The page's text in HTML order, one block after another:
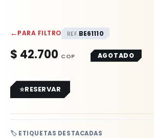
←PARA FILTRO REF.BE61110
$ 42.700 AGOTADO
🏷️ ETIQUETAS DESTACADAS
RESERVAR